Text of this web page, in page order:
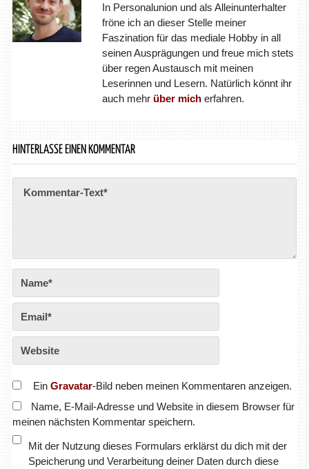
In Personalunion und als Alleinunterhalter
fröne ich an dieser Stelle meiner
Faszination für das mediale Hobby in all
seinen Ausprägungen und freue mich stets
über regen Austausch mit meinen
Leserinnen und Lesern. Natürlich könnt ihr
auch mehr über micherfahren.
HINTERLASSE EINEN KOMMENTAR
Ein Gravatar-Bild neben meinen Kommentaren anzeigen.
Name, E-Mail-Adresse und Website in diesem Browser für
meinen nächsten Kommentar speichern.
Mit der Nutzung dieses Formulars erklärst du dich mit der
Speicherung und Verarbeitung deiner Daten durch diese